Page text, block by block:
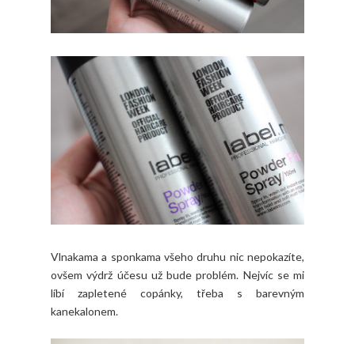
Vlnakama a sponkama všeho druhu nic nepokazíte,
ovšem výdrž účesu už bude problém. Nejvíc se mi
líbí zapletené copánky, třeba s barevným
kanekalonem.